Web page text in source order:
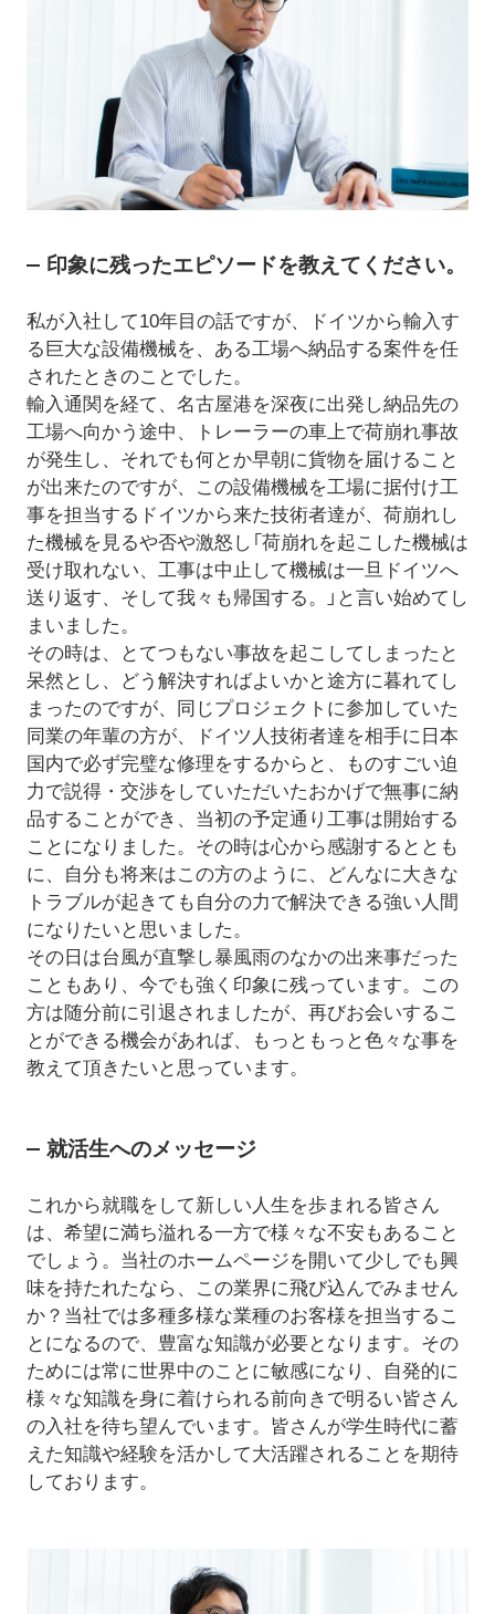
印象に残ったエピソードを教えてください。
私が入社して10年目の話ですが、ドイツから輸入す
る巨大な設備機械を、ある工場へ納品する案件を任
されたときのことでした。
輸入通関を経て、名古屋港を深夜に出発し納品先の
工場へ向かう途中、トレーラーの車上で荷崩れ事故
が発生し、それでも何とか早朝に貨物を届けること
が出来たのですが、この設備機械を工場に据付け工
事を担当するドイツから来た技術者達が、荷崩れし
た機械を見るや否や激怒し「荷崩れを起こした機械は
受け取れない、工事は中止して機械は一旦ドイツへ
送り返す、そして我々も帰国する。」と言い始めてし
まいました。
その時は、とてつもない事故を起こしてしまったと
呆然とし、どう解決すればよいかと途方に暮れてし
まったのですが、同じプロジェクトに参加していた
同業の年輩の方が、ドイツ人技術者達を相手に日本
国内で必ず完璧な修理をするからと、ものすごい迫
力で説得・交渉をしていただいたおかげで無事に納
品することができ、当初の予定通り工事は開始する
ことになりました。その時は心から感謝するととも
に、自分も将来はこの方のように、どんなに大きな
トラブルが起きても自分の力で解決できる強い人間
になりたいと思いました。
その日は台風が直撃し暴風雨のなかの出来事だった
こともあり、今でも強く印象に残っています。この
方は随分前に引退されましたが、再びお会いするこ
とができる機会があれば、もっともっと色々な事を
教えて頂きたいと思っています。
就活生へのメッセージ
これから就職をして新しい人生を歩まれる皆さん
は、希望に満ち溢れる一方で様々な不安もあること
でしょう。当社のホームページを開いて少しでも興
味を持たれたなら、この業界に飛び込んでみません
か？当社では多種多様な業種のお客様を担当するこ
とになるので、豊富な知識が必要となります。その
ためには常に世界中のことに敏感になり、自発的に
様々な知識を身に着けられる前向きで明るい皆さん
の入社を待ち望んでいます。皆さんが学生時代に蓄
えた知識や経験を活かして大活躍されることを期待
しております。